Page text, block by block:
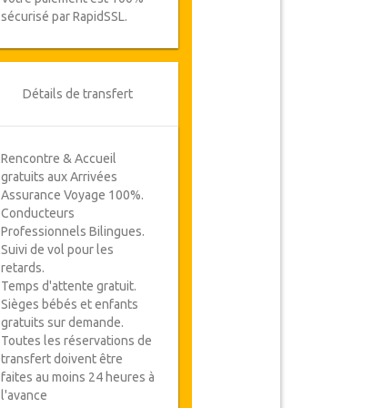
sécurisé par RapidSSL.
Détails de transfert
Rencontre & Accueil
gratuits aux Arrivées
Assurance Voyage 100%.
Conducteurs
Professionnels Bilingues.
Suivi de vol pour les
retards.
Temps d'attente gratuit.
Sièges bébés et enfants
gratuits sur demande.
Toutes les réservations de
transfert doivent être
faites au moins 24 heures à
l'avance